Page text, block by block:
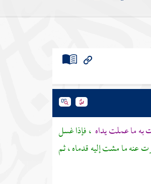
به ما عملت يداه ، فإذا غسل
عنه ما مشت إليه قدماه ، ثم